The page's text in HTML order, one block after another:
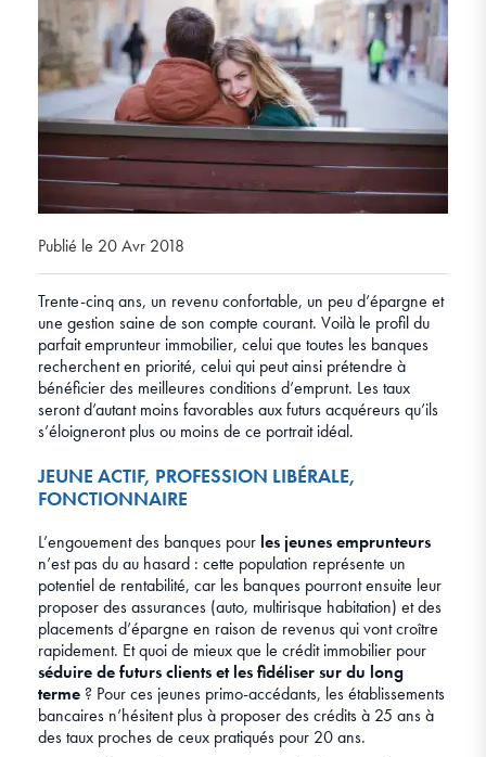
Publié le 20 Avr 2018
Trente-cinq ans, un revenu confortable, un peu d’épargne et
une gestion saine de son compte courant. Voilà le profil du
parfait emprunteur immobilier, celui que toutes les banques
recherchent en priorité, celui qui peut ainsi prétendre à
bénéficier des meilleures conditions d’emprunt. Les taux
seront d’autant moins favorables aux futurs acquéreurs qu’ils
s’éloigneront plus ou moins de ce portrait idéal.
JEUNE ACTIF, PROFESSION LIBÉRALE,
FONCTIONNAIRE
L’engouement des banques pour les jeunes emprunteurs
n’est pas du au hasard : cette population représente un
potentiel de rentabilité, car les banques pourront ensuite leur
proposer des assurances (auto, multirisque habitation) et des
placements d’épargne en raison de revenus qui vont croître
rapidement. Et quoi de mieux que le crédit immobilier pour
séduire de futurs clients et les fidéliser sur du long
terme ? Pour ces jeunes primo-accédants, les établissements
bancaires n’hésitent plus à proposer des crédits à 25 ans à
des taux proches de ceux pratiqués pour 20 ans.